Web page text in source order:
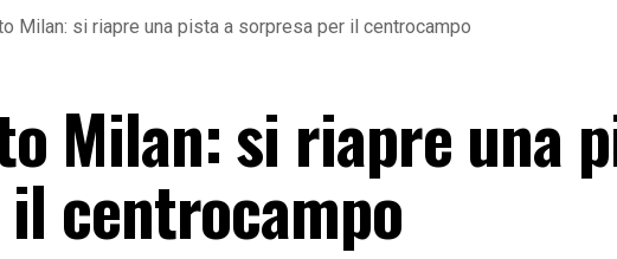
Milan: si riapre una pista a sorpresa per il centrocampo
Milan: si riapre una
centrocampo